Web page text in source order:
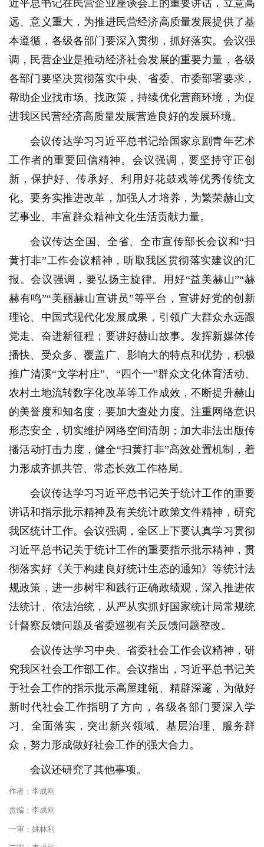
近平总书记在民营企业座谈会上的重要讲话，立意高
远、意义重大，为推进民营经济高质量发展提供了基
本遵循，各级各部门要深入贯彻，抓好落实。会议强
调，民营企业是推动经济社会发展的重要力量，各级
各部门要坚决贯彻落实中央、省委、市委部署要求，
帮助企业找市场、找政策，持续优化营商环境，为促
进我区民营经济高质量发展营造良好的发展环境。
会议传达学习习近平总书记给国家京剧青年艺术
工作者的重要回信精神。会议强调，要坚持守正创
新，保护好、传承好、利用好花鼓戏等优秀传统文
化。要务实推进改革，加强人才培养，为繁荣赫山文
艺事业、丰富群众精神文化生活贡献力量。
会议传达全国、全省、全市宣传部长会议和“扫
黄打非”工作会议精神，听取我区贯彻落实建议的汇
报。会议强调，要弘扬主旋律。用好“益美赫山”“赫
赫有鸣”“美丽赫山宣讲员”等平台，宣讲好党的创新
理论、中国式现代化发展成果，引领广大群众永远跟
党走、奋进新征程；要讲好赫山故事。发挥新媒体传
播快、受众多、覆盖广、影响大的特点和优势，积极
推广清溪“文学村庄”、“四个一”群众文化体育活动、
农村土地流转数字化改革等工作成效，不断提升赫山
的美誉度和知名度；要加大查处力度。注重网络意识
形态安全，切实维护网络空间清朗；加大非法出版传
播活动打击力度，健全“扫黄打非”高效处置机制，着
力形成齐抓共管、常态长效工作格局。
会议传达学习习近平总书记关于统计工作的重要
讲话和指示批示精神及有关统计政策文件精神，研究
我区统计工作。会议强调，全区上下要认真学习贯彻
习近平总书记关于统计工作的重要指示批示精神，贯
彻落实好《关于构建良好统计生态的通知》等统计法
规政策，进一步树牢和践行正确政绩观，深入推进依
法统计、依法治统，从严从实抓好国家统计局常规统
计督察反馈问题及省委巡视有关反馈问题整改。
会议传达学习中央、省委社会工作会议精神，研
究我区社会工作部工作。会议指出，习近平总书记关
于社会工作的指示批示高屋建瓴、精辟深邃，为做好
新时代社会工作指明了方向，各级各部门要深入学
习、全面落实，突出新兴领域、基层治理、服务群
众，努力形成做好社会工作的强大合力。
会议还研究了其他事项。
作者：李成刚
责编：李成刚
一审：姚林利